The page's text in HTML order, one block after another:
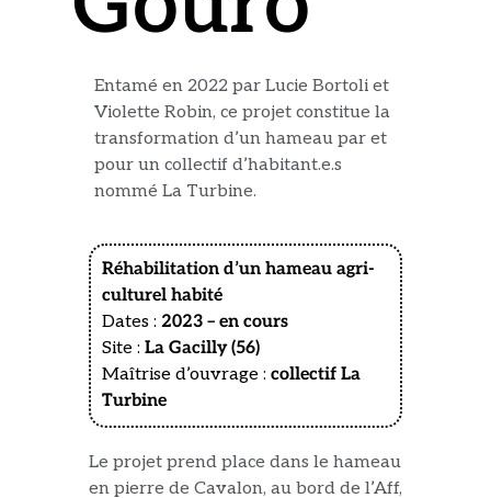
Entamé en 2022 par Lucie Bortoli et
Violette Robin, ce projet constitue la
transformation d’un hameau par et
pour un collectif d’habitant.e.s
nommé La Turbine.
Réhabilitation d’un hameau agri-
culturel habité
Dates : 2023 – en cours
Site : La Gacilly (56)
Maîtrise d’ouvrage : collectif La
Turbine
Le projet prend place dans le hameau
en pierre de Cavalon, au bord de l’Aff,